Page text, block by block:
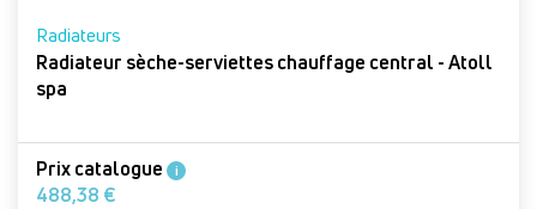
Radiateurs
Radiateur sèche-serviettes chauffage central - Atoll
spa
Prix catalogue i
488,38 €